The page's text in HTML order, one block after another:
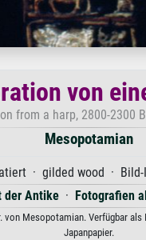
von
from a harp, 2800-2300
Mesopotamian
· gilded wood · Bild-
der Antike· Fotografien
von Mesopotamian. Verfügbar
Japanpapier.